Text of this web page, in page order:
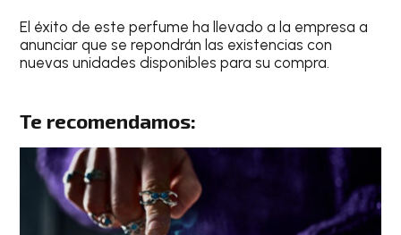
El éxito de este perfume ha llevado a la empresa a
anunciar que se repondrán las existencias con
nuevas unidades disponibles para su compra.
Te recomendamos: